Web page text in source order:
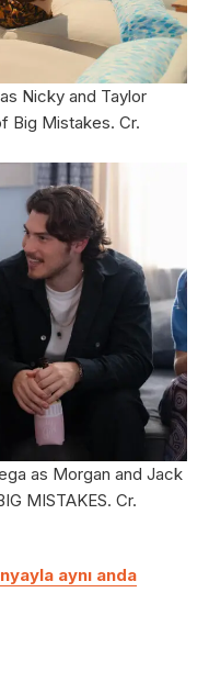
Nicky and Taylor
Big Mistakes. Cr.
as Morgan and Jack
MISTAKES. Cr.
aynı anda